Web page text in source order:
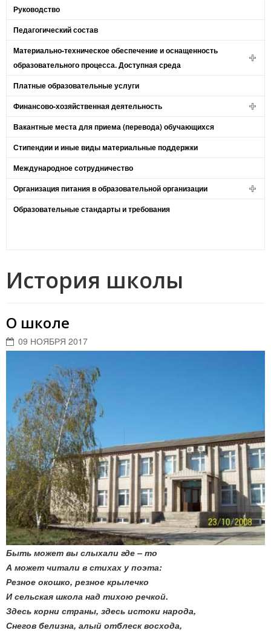
Руководство
Педагогический состав
Материально-техническое обеспечение и оснащенность
образовательного процесса. Доступная среда
Платные образовательные услуги
Финансово-хозяйственная деятельность
Вакантные места для приема (перевода) обучающихся
Стипендии и иные виды материальные поддержки
Международное сотрудничество
Организация питания в образовательной организации
Образовательные стандарты и требования
История школы
О школе
09 НОЯБРЯ 2017
Быть может вы слыхали где – то
А может читали в стихах у поэта:
Резное окошко, резное крылечко
И сельская школа над тихою речкой.
Здесь корни страны, здесь истоки народа,
Снегов белизна, алый отблеск восхода,